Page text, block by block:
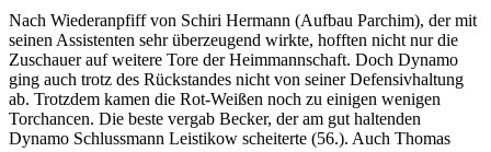
Nach Wiederanpfiff von Schiri Hermann (Aufbau Parchim), der mit
seinen Assistenten sehr überzeugend wirkte, hofften nicht nur die
Zuschauer auf weitere Tore der Heimmannschaft. Doch Dynamo
ging auch trotz des Rückstandes nicht von seiner Defensivhaltung
ab. Trotzdem kamen die Rot-Weißen noch zu einigen wenigen
Torchancen. Die beste vergab Becker, der am gut haltenden
Dynamo Schlussmann Leistikow scheiterte (56.). Auch Thomas